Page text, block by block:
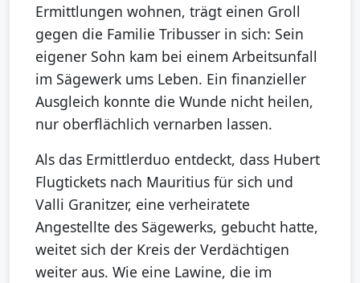
Ermittlungen wohnen, trägt einen Groll
gegen die Familie Tribusser in sich: Sein
eigener Sohn kam bei einem Arbeitsunfall
im Sägewerk ums Leben. Ein finanzieller
Ausgleich konnte die Wunde nicht heilen,
nur oberflächlich vernarben lassen.
Als das Ermittlerduo entdeckt, dass Hubert
Flugtickets nach Mauritius für sich und
Valli Granitzer, eine verheiratete
Angestellte des Sägewerks, gebucht hatte,
weitet sich der Kreis der Verdächtigen
weiter aus. Wie eine Lawine, die im